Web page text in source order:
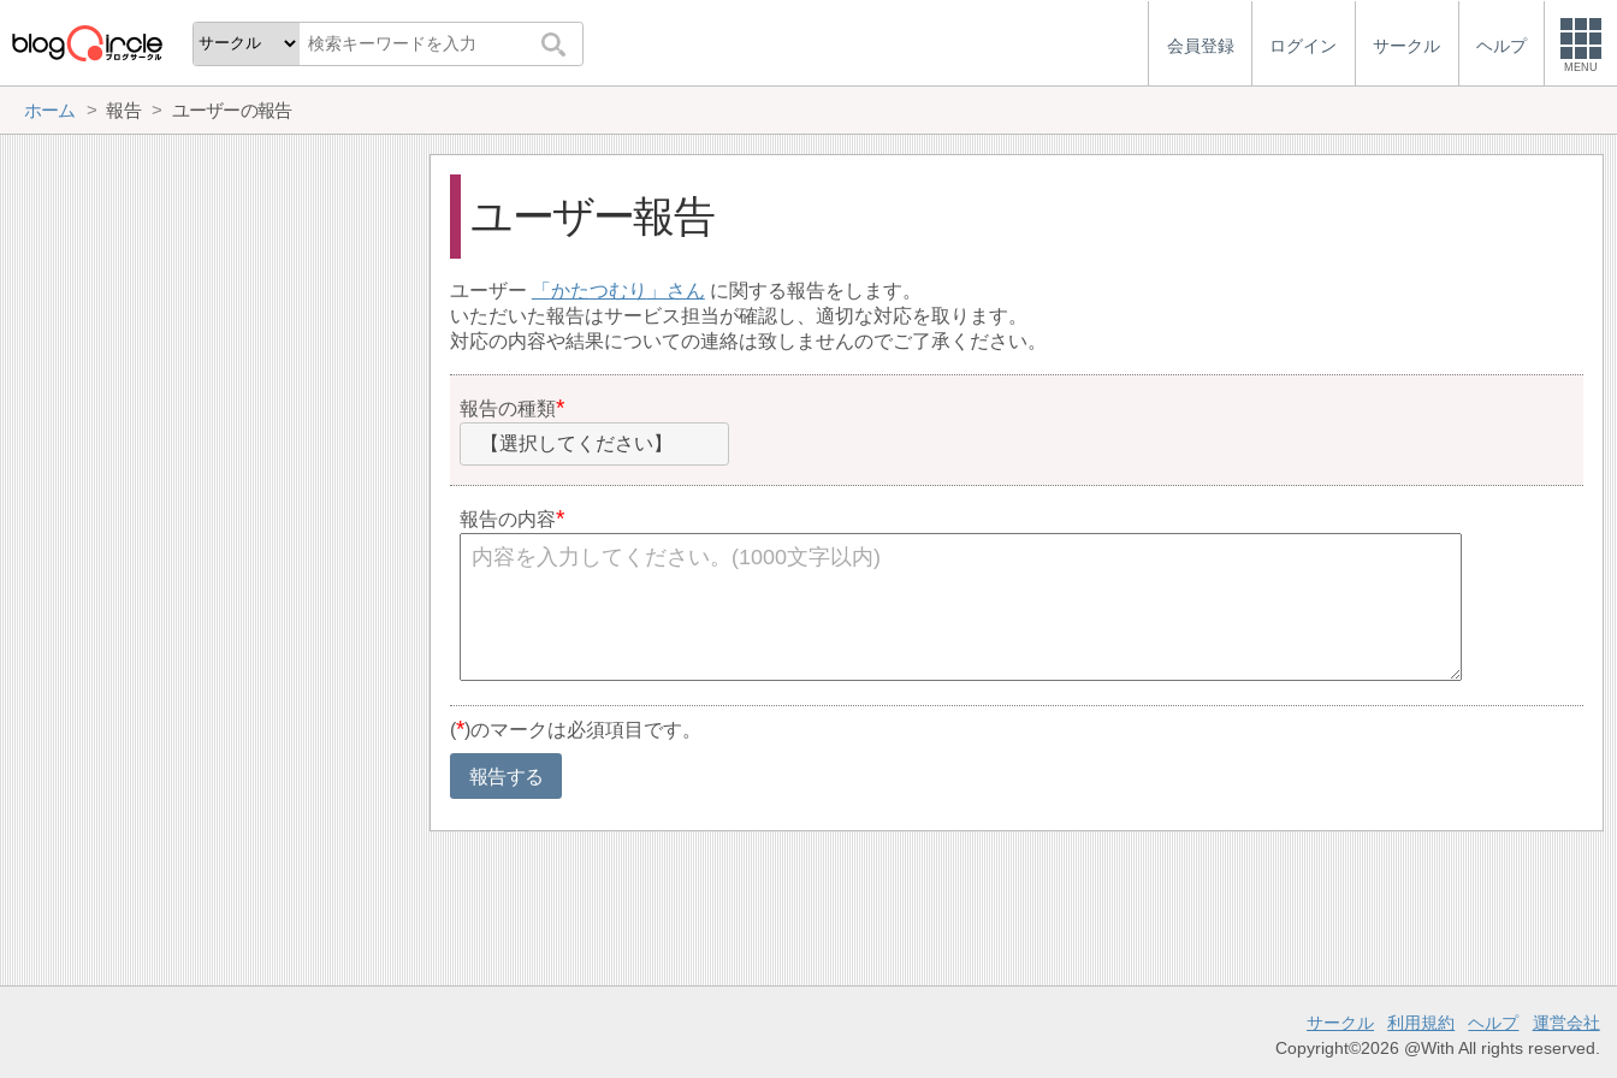
会員登録 ログイン サークル ヘルプ
MENU
ホーム 報告 ユーザーの報告
ユーザー報告
ユーザー かたつむり
に関する報告をします。
いただいた報告はサービス担当が確認し、適切な対応を取ります。
対応の内容や結果についての連絡は致しませんのでご了承ください。
報告の種類
【選択してください】
報告の内容
(*)のマークは必須項目です。
報告する
サークル 利用規約 ヘルプ
運営会社
Copyright©2026 @With All rights reserved.